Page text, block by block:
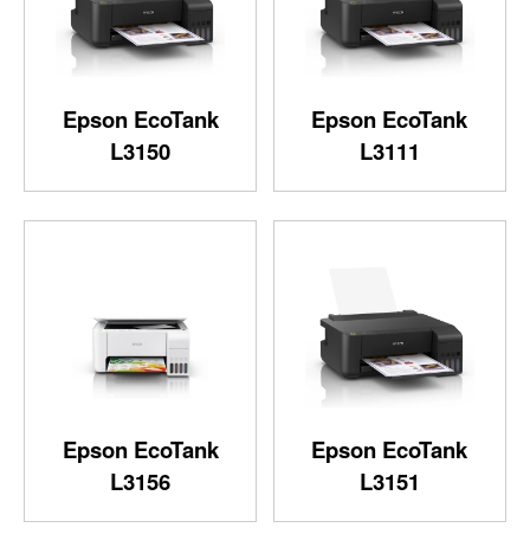
Epson EcoTank
L3111
Epson EcoTank
L3150
Epson EcoTank
L3151
Epson EcoTank
L3156